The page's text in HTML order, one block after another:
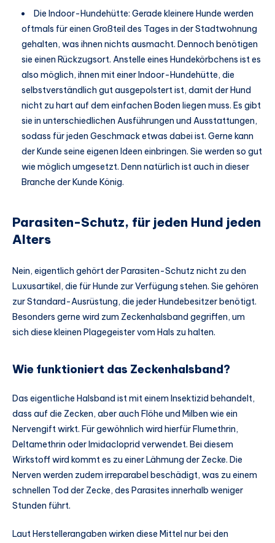
Die Indoor-Hundehütte: Gerade kleinere Hunde werden
oftmals für einen Großteil des Tages in der Stadtwohnung
gehalten, was ihnen nichts ausmacht. Dennoch benötigen
sie einen Rückzugsort. Anstelle eines Hundekörbchens ist es
also möglich, ihnen mit einer Indoor-Hundehütte, die
selbstverständlich gut ausgepolstert ist, damit der Hund
nicht zu hart auf dem einfachen Boden liegen muss. Es gibt
sie in unterschiedlichen Ausführungen und Ausstattungen,
sodass für jeden Geschmack etwas dabei ist. Gerne kann
der Kunde seine eigenen Ideen einbringen. Sie werden so gut
wie möglich umgesetzt. Denn natürlich ist auch in dieser
Branche der Kunde König.
Parasiten-Schutz, für jeden Hund jeden
Alters
Nein, eigentlich gehört der Parasiten-Schutz nicht zu den
Luxusartikel, die für Hunde zur Verfügung stehen. Sie gehören
zur Standard-Ausrüstung, die jeder Hundebesitzer benötigt.
Besonders gerne wird zum Zeckenhalsband gegriffen, um
sich diese kleinen Plagegeister vom Hals zu halten.
Wie funktioniert das Zeckenhalsband?
Das eigentliche Halsband ist mit einem Insektizid behandelt,
dass auf die Zecken, aber auch Flöhe und Milben wie ein
Nervengift wirkt. Für gewöhnlich wird hierfür Flumethrin,
Deltamethrin oder Imidacloprid verwendet. Bei diesem
Wirkstoff wird kommt es zu einer Lähmung der Zecke. Die
Nerven werden zudem irreparabel beschädigt, was zu einem
schnellen Tod der Zecke, des Parasites innerhalb weniger
Stunden führt.
Laut Herstellerangaben wirken diese Mittel nur bei den